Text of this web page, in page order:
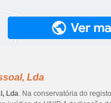
Lda
Lda. Na conservatória do